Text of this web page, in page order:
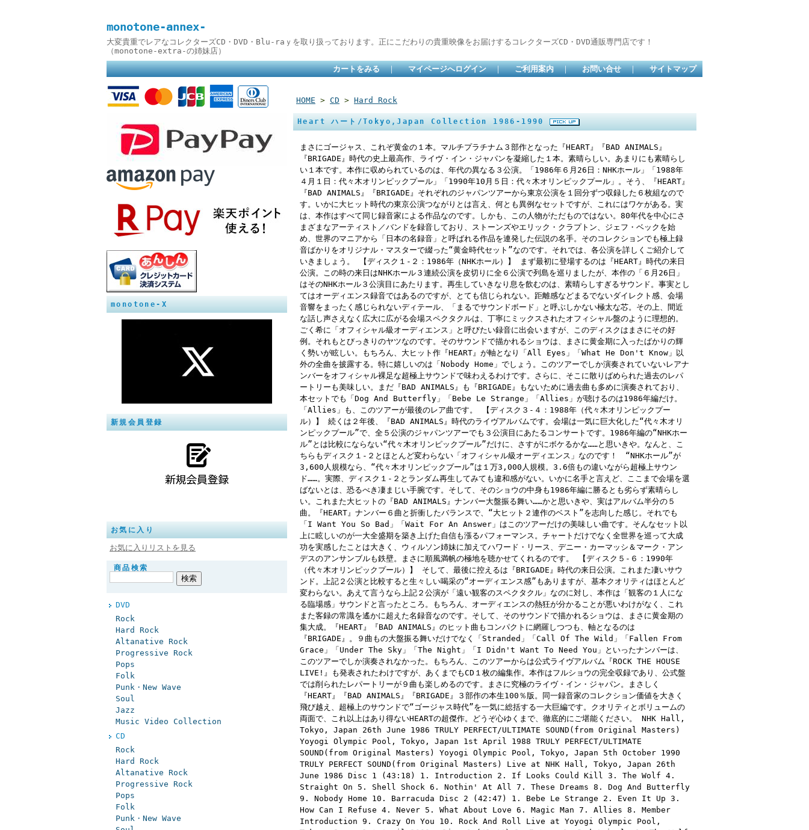
monotone-annex-
大変貴重でレアなコレクターズCD・DVD・Blu-raｙを取り扱っております。正にこだわりの貴重映像をお届けするコレクターズCD・DVD通販専門店です！
（monotone-extra-の姉妹店）
カートをみる ｜ マイページへログイン ｜ ご利用案内 ｜ お問い合せ ｜ サイトマップ
monotone-X
新規会員登録
お気に入り
お気に入りリストを見る
商品検索
DVD
Rock
Hard Rock
Altanative Rock
Progressive Rock
Pops
Folk
Punk・New Wave
Soul
Jazz
Music Video Collection
CD
Rock
Hard Rock
Altanative Rock
Progressive Rock
Pops
Folk
Punk・New Wave
HOME > CD > Hard Rock
Heart ハート/Tokyo,Japan Collection 1986-1990
まさにゴージャス、これぞ黄金の１本。マルチプラチナム３部作となった『HEART』『BAD ANIMALS』
『BRIGADE』時代の史上最高作、ライヴ・イン・ジャパンを凝縮した１本。素晴らしい。あまりにも素晴らし
い１本です。本作に収められているのは、年代の異なる３公演。「1986年６月26日：NHKホール」「1988年
４月１日：代々木オリンピックプール」「1990年10月５日：代々木オリンピックプール」。そう、『HEART』
『BAD ANIMALS』『BRIGADE』それぞれのジャパンツアーから東京公演を１回分ずつ収録した６枚組なので
す。いかに大ヒット時代の東京公演つながりとは言え、何とも異例なセットですが、これにはワケがある。実
は、本作はすべて同じ録音家による作品なのです。しかも、この人物がただものではない。80年代を中心にさ
まざまなアーティスト／バンドを録音しており、ストーンズやエリック・クラプトン、ジェフ・ベックを始
め、世界のマニアから「日本の名録音」と呼ばれる作品を連発した伝説の名手。そのコレクションでも極上録
音ばかりをオリジナル・マスターで綴った“黄金時代セット”なのです。それでは、各公演を詳しくご紹介して
いきましょう。 【ディスク１-２：1986年（NHKホール）】 まず最初に登場するのは『HEART』時代の来日
公演。この時の来日はNHKホール３連続公演を皮切りに全６公演で列島を巡りましたが、本作の「６月26日」
はそのNHKホール３公演目にあたります。再生していきなり息を飲むのは、素晴らしすぎるサウンド。事実とし
てはオーディエンス録音ではあるのですが、とても信じられない。距離感などまるでないダイレクト感、会場
音響をまったく感じられないディテール、「まるでサウンドボード」と呼ぶしかない極太な芯。その上、間近
な話し声さえなく広大に広がる会場スペクタクルは、丁寧にミックスされたオフィシャル盤のように理想的。
ごく希に「オフィシャル級オーディエンス」と呼びたい録音に出会いますが、このディスクはまさにその好
例。それもとびっきりのヤツなのです。そのサウンドで描かれるショウは、まさに黄金期に入ったばかりの輝
く勢いが眩しい。もちろん、大ヒット作『HEART』が軸となり「All Eyes」「What He Don't Know」以
外の全曲を披露する。特に嬉しいのは「Nobody Home」でしょう。このツアーでしか演奏されていないレアナ
ンバーをオフィシャル裸足な超極上サウンドで味わえるわけです。さらに、そこに散りばめられた過去のレパ
ートリーも美味しい。まだ『BAD ANIMALS』も『BRIGADE』もないために過去曲も多めに演奏されており、
本セットでも「Dog And Butterfly」「Bebe Le Strange」「Allies」が聴けるのは1986年編だけ。
「Allies」も、このツアーが最後のレア曲です。 【ディスク３-４：1988年（代々木オリンピックプー
ル）】 続くは２年後、『BAD ANIMALS』時代のライヴアルバムです。会場は一気に巨大化した“代々木オリ
ンピックプール”で、全５公演のジャパンツアーでも３公演目にあたるコンサートです。1986年編の“NHKホー
ル”とは比較にならない“代々木オリンピックプール”だけに、さすがにボケるかな……と思いきや。なんと、こ
ちらもディスク１-２とほとんど変わらない「オフィシャル級オーディエンス」なのです！ “NHKホール”が
3,600人規模なら、“代々木オリンピックプール”は１万3,000人規模。3.6倍もの違いながら超極上サウン
ド……。実際、ディスク１-２とランダム再生してみても違和感がない。いかに名手と言えど、ここまで会場を選
ばないとは、恐るべき凄まじい手腕です。そして、そのショウの中身も1986年編に勝るとも劣らず素晴らし
い。これまた大ヒットの『BAD ANIMALS』ナンバー大盤振る舞い……かと思いきや、実はアルバム半分の５
曲。『HEART』ナンバー６曲と折衝したバランスで、“大ヒット２連作のベスト”を志向した感じ。それでも
「I Want You So Bad」「Wait For An Answer」はこのツアーだけの美味しい曲です。そんなセット以
上に眩しいのが一大全盛期を築き上げた自信も漲るパフォーマンス。チャートだけでなく全世界を巡って大成
功を実感したことは大きく、ウィルソン姉妹に加えてハワード・リース、デニー・カーマッシ＆マーク・アン
デスのアンサンブルも鉄壁。まさに順風満帆の極地を聴かせてくれるのです。 【ディスク５-６：1990年
（代々木オリンピックプール）】 そして、最後に控えるは『BRIGADE』時代の来日公演。これまた凄いサウ
ンド。上記２公演と比較すると生々しい喝采の“オーディエンス感”もありますが、基本クオリティはほとんど
変わらない。あえて言うなら上記２公演が「遠い観客のスペクタクル」なのに対し、本作は「観客の１人にな
る臨場感」サウンドと言ったところ。もちろん、オーディエンスの熱狂が分かることが悪いわけがなく、これ
また客録の常識を遙かに超えた名録音なのです。そして、そのサウンドで描かれるショウは、まさに黄金期の
集大成。『HEART』『BAD ANIMALS』のヒット曲もコンパクトに網羅しつつも、軸となるのは
『BRIGADE』。９曲もの大盤振る舞いだけでなく「Stranded」「Call Of The Wild」「Fallen From
Grace」「Under The Sky」「The Night」「I Didn't Want To Need You」といったナンバーは、
このツアーでしか演奏されなかった。もちろん、このツアーからは公式ライヴアルバム『ROCK THE HOUSE
LIVE!』も発表されたわけですが、あくまでもCD１枚の編集作。本作はフルショウの完全収録であり、公式盤
では削られたレパートリーが９曲も楽しめるのです。まさに究極のライヴ・イン・ジャパン。まさしく
『HEART』『BAD ANIMALS』『BRIGADE』３部作の本生100％版。同一録音家のコレクション価値を大きく
飛び越え、超極上のサウンドで“ゴージャス時代”を一気に総括する一大巨編です。クオリティとボリュームの
両面で、これ以上はあり得ないHEARTの超傑作。どうぞ心ゆくまで、徹底的にご堪能ください。 NHK Hall,
Tokyo, Japan 26th June 1986 TRULY PERFECT/ULTIMATE SOUND(from Original Masters)
Yoyogi Olympic Pool, Tokyo, Japan 1st April 1988 TRULY PERFECT/ULTIMATE
SOUND(from Original Masters) Yoyogi Olympic Pool, Tokyo, Japan 5th October 1990
TRULY PERFECT SOUND(from Original Masters) Live at NHK Hall, Tokyo, Japan 26th
June 1986 Disc 1 (43:18) 1. Introduction 2. If Looks Could Kill 3. The Wolf 4.
Straight On 5. Shell Shock 6. Nothin' At All 7. These Dreams 8. Dog And Butterfly
9. Nobody Home 10. Barracuda Disc 2 (42:47) 1. Bebe Le Strange 2. Even It Up 3.
How Can I Refuse 4. Never 5. What About Love 6. Magic Man 7. Allies 8. Member
Introduction 9. Crazy On You 10. Rock And Roll Live at Yoyogi Olympic Pool,